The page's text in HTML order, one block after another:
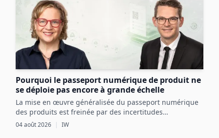
Pourquoi le passeport numérique de produit ne
se déploie pas encore à grande échelle
La mise en œuvre généralisée du passeport numérique
des produits est freinée par des incertitudes
réglementaires, des défis techniques et des coûts
04 août 2026 | IW